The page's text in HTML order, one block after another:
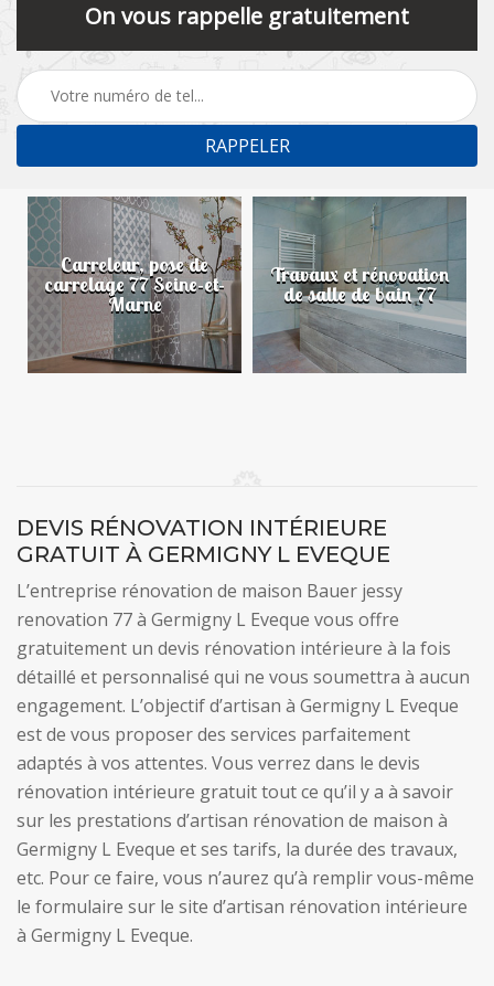
On vous rappelle gratuitement
Carreleur, pose de
carrelage 77 Seine-et-
Marne
Travaux et rénovation
de salle de bain 77
DEVIS RÉNOVATION INTÉRIEURE
GRATUIT À GERMIGNY L EVEQUE
L’entreprise rénovation de maison Bauer jessy
renovation 77 à Germigny L Eveque vous offre
gratuitement un devis rénovation intérieure à la fois
détaillé et personnalisé qui ne vous soumettra à aucun
engagement. L’objectif d’artisan à Germigny L Eveque
est de vous proposer des services parfaitement
adaptés à vos attentes. Vous verrez dans le devis
rénovation intérieure gratuit tout ce qu’il y a à savoir
sur les prestations d’artisan rénovation de maison à
Germigny L Eveque et ses tarifs, la durée des travaux,
etc. Pour ce faire, vous n’aurez qu’à remplir vous-même
le formulaire sur le site d’artisan rénovation intérieure
à Germigny L Eveque.